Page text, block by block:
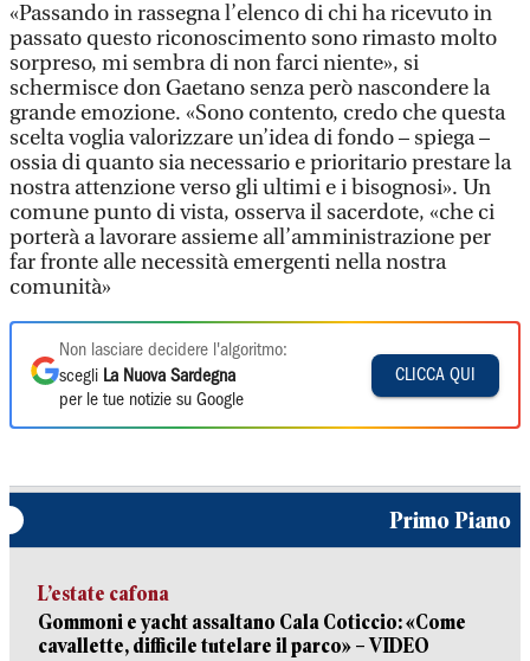
«Passando in rassegna l’elenco di chi ha ricevuto in
passato questo riconoscimento sono rimasto molto
sorpreso, mi sembra di non farci niente», si
schermisce don Gaetano senza però nascondere la
grande emozione. «Sono contento, credo che questa
scelta voglia valorizzare un’idea di fondo – spiega –
ossia di quanto sia necessario e prioritario prestare la
nostra attenzione verso gli ultimi e i bisognosi». Un
comune punto di vista, osserva il sacerdote, «che ci
porterà a lavorare assieme all’amministrazione per
far fronte alle necessità emergenti nella nostra
comunità»
Non lasciare decidere l'algoritmo:
scegli La Nuova Sardegna
per le tue notizie su Google
CLICCA QUI
Primo Piano
L’estate cafona
Gommoni e yacht assaltano Cala Coticcio: «Come
cavallette, difficile tutelare il parco» – VIDEO